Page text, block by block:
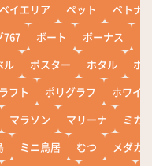
ベイエリア ペット
ベトナ
767 ボート ボーナス
ル ポスター ホタル
ホ
フト ポリグラフ
ホワイ
マラソン マリーナ
ミカ
ミニ鳥居 むつ
メダカ